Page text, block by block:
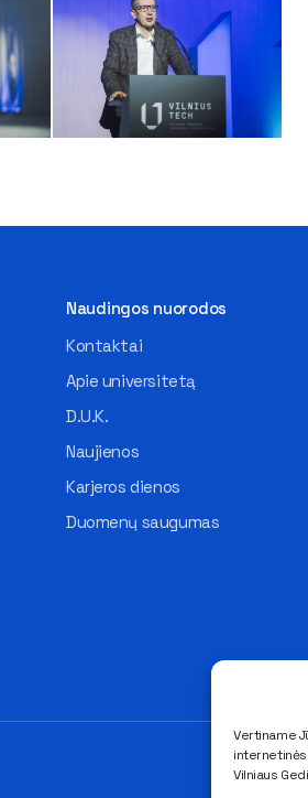
Vertiname
Vilniaus
Naudingos nuorodos
Kontaktai
Apie universitetą
D.U.K.
Naujienos
Karjeros dienos
Duomenų saugumas